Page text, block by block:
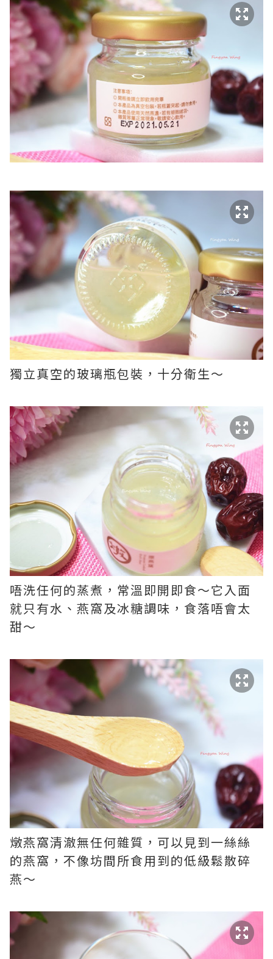
獨立真空的玻璃瓶包裝，十分衛生～
唔洗任何的蒸煮，常溫即開即食～它入面
就只有水、燕窩及冰糖調味，食落唔會太
甜～
燉燕窩清澈無任何雜質，可以見到一絲絲
的燕窩，不像坊間所食用到的低級鬆散碎
燕～